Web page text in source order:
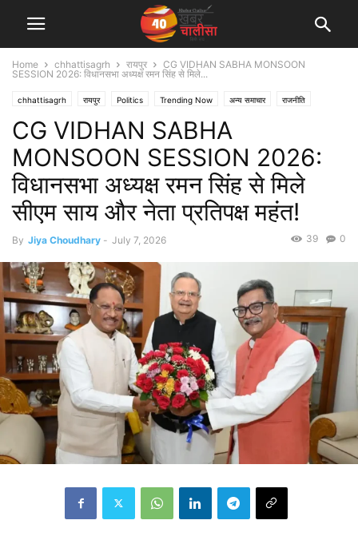
Home chhattisagrh रायपुर
CG VIDHAN SABHA MONSOON
SESSION 2026: विधानसभा अध्यक्ष रमन सिंह से मिले...
chhattisagrh रायपुर Politics Trending Now अन्य समाचार राजनीति
शहर एवं राज्य
CG VIDHAN SABHA
MONSOON SESSION 2026:
विधानसभा अध्यक्ष रमन सिंह से मिले
सीएम साय और नेता प्रतिपक्ष महंत!
By Jiya Choudhary - July 7, 2026 0
39